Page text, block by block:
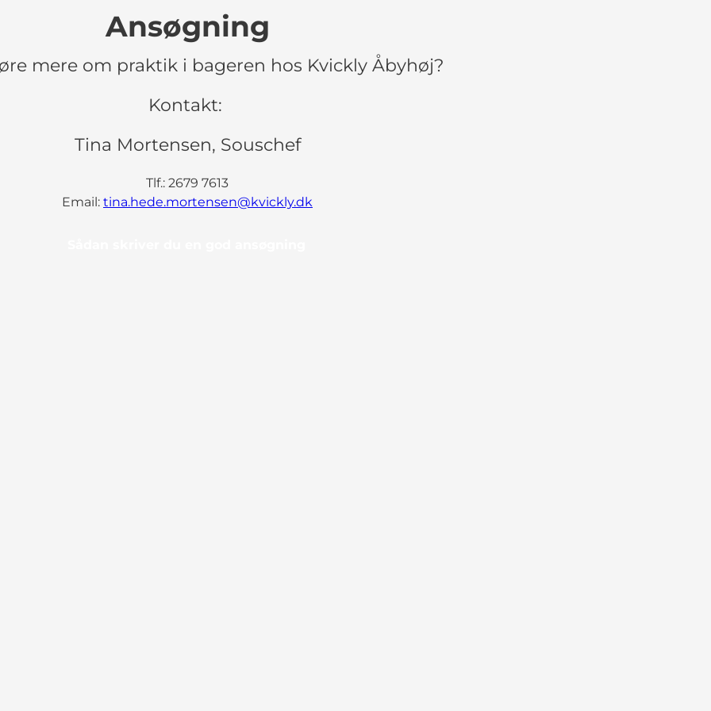
Ansøgning
mere om praktik i bageren hos Kvickly Åbyhøj?
Kontakt:
Tina Mortensen, Souschef
Tlf.: 2679 7613
Email: tina.hede.mortensen@kvickly.dk